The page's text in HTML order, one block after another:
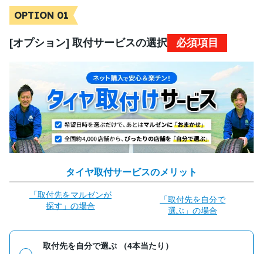
OPTION 01
[オプション] 取付サービスの選択 必須項目
タイヤ取付サービスのメリット
「取付先をマルゼンが
探す」の場合
「取付先を自分で
選ぶ」の場合
取付先を自分で選ぶ （4本当たり）